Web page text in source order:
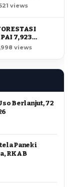
views
7,923
views
Berlanjut, 72
Paneki
RKAB